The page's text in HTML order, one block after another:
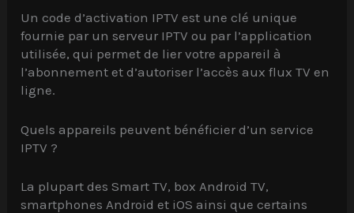
Un code d’activation IPTV est une clé unique
fournie par un serveur IPTV ou par l’application
utilisée, qui permet de lier votre appareil à
l’abonnement et d’autoriser l’accès aux flux TV en
ligne.
Quels appareils peuvent bénéficier d’un service
IPTV ?
La plupart des Smart TV, box Android TV,
smartphones Android et iOS ainsi que certains